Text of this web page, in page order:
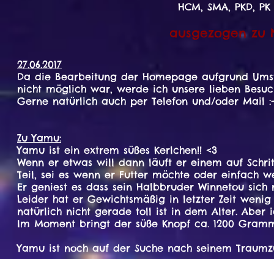
HCM, SMA, PKD,
ausgezogen zu
27.06.2017
Da die Bearbeitung der Homepage aufgrund
nicht möglich war, werde ich unsere lieben
Gerne natürlich auch per Telefon und/oder Mail
Zu Yamu:
Yamu ist ein extrem süßes Kerlchen!! <3
Wenn er etwas will dann läuft er einem auf
Teil, sei es wenn er Futter möchte oder einfach
Er geniest es dass sein Halbbruder Winnetou
Leider hat er Gewichtsmäßig in letzter Zeit
natürlich nicht gerade toll ist in dem Alter. Aber
Im Moment bringt der süße Knopf ca. 1200
Yamu ist noch auf der Suche nach seinem